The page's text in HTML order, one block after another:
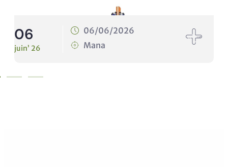
2026
10
10/06/
Mana